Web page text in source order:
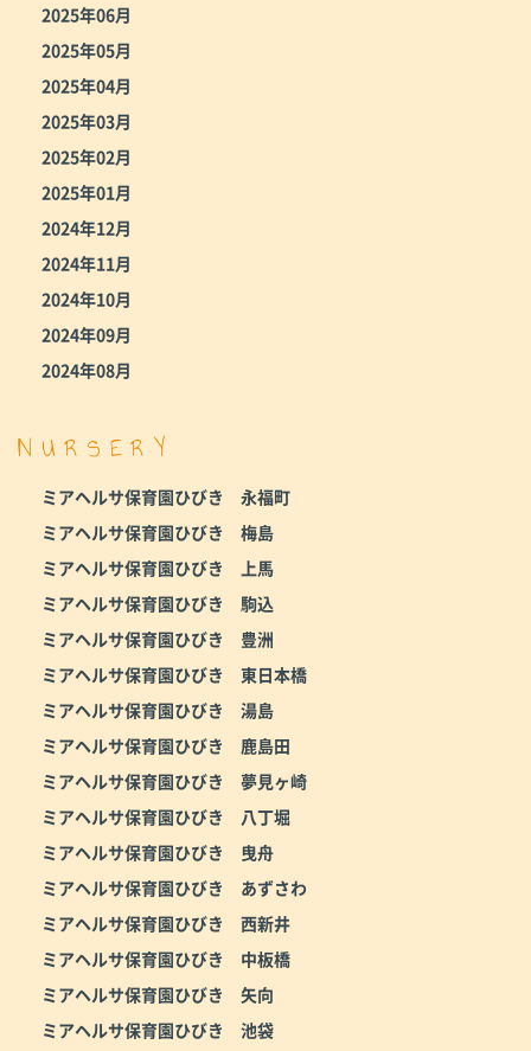
2025年06月
2025年05月
2025年04月
2025年03月
2025年02月
2025年01月
2024年12月
2024年11月
2024年10月
2024年09月
2024年08月
NURSERY
ミアヘルサ保育園ひびき 永福町
ミアヘルサ保育園ひびき 梅島
ミアヘルサ保育園ひびき 上馬
ミアヘルサ保育園ひびき 駒込
ミアヘルサ保育園ひびき 豊洲
ミアヘルサ保育園ひびき 東日本橋
ミアヘルサ保育園ひびき 湯島
ミアヘルサ保育園ひびき 鹿島田
ミアヘルサ保育園ひびき 夢見ヶ崎
ミアヘルサ保育園ひびき 八丁堀
ミアヘルサ保育園ひびき 曳舟
ミアヘルサ保育園ひびき あずさわ
ミアヘルサ保育園ひびき 西新井
ミアヘルサ保育園ひびき 中板橋
ミアヘルサ保育園ひびき 矢向
ミアヘルサ保育園ひびき 池袋